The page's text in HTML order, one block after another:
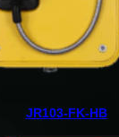
JR103-FK-HB